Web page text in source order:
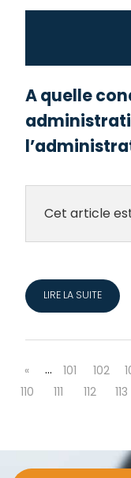
A quelle
Cet article
LIRE LA SUITE
« … 101 102
110
111 112 113